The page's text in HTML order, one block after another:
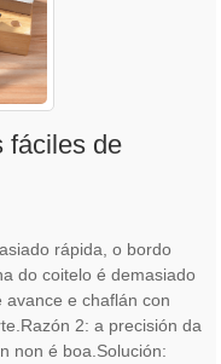
fáciles de
rápida, o bordo
do coitelo é demasiado
avance e chaflán con
2: a precisión da
non é boa.Solución: